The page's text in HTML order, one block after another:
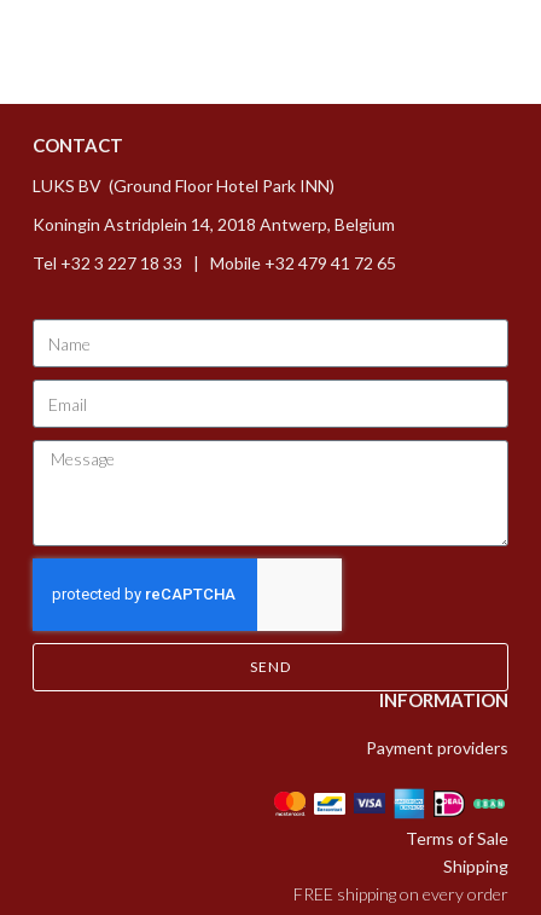
CONTACT
LUKS BV (Ground Floor Hotel Park INN)
Koningin Astridplein 14, 2018 Antwerp, Belgium
Tel +32 3 227 18 33 | Mobile +32 479 41 72 65
SEND
INFORMATION
Payment providers
Terms of Sale
Shipping
FREE shipping on every order